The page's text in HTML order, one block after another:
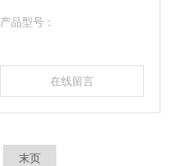
产品型号：
在线留言
末页